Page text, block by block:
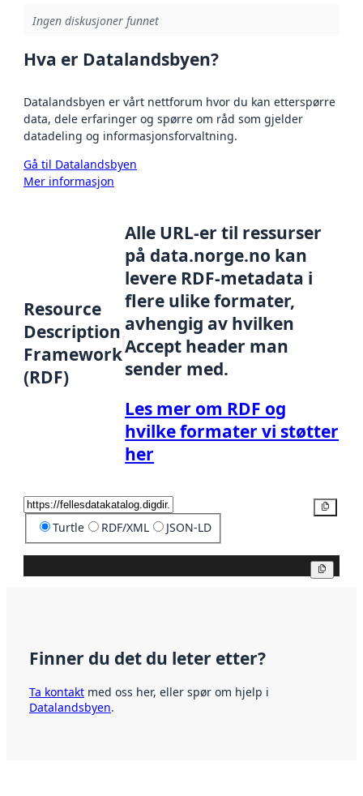
Ingen diskusjoner funnet
Hva er Datalandsbyen?
Datalandsbyen er vårt nettforum hvor du kan etterspørre
data, dele erfaringer og spørre om råd som gjelder
datadeling og informasjonsforvaltning.
Gå til Datalandsbyen
Mer informasjon
Resource
Description
Framework
(RDF)
Alle URL-er til ressurser
på data.norge.no kan
levere RDF-metadata i
flere ulike formater,
avhengig av hvilken
Accept header man
sender med.
Les mer om RDF og
hvilke formater vi støtter
her
Turtle RDF/XML JSON-LD
Finner du det du leter etter?
Ta kontakt med oss her, eller spør om hjelp i
Datalandsbyen.